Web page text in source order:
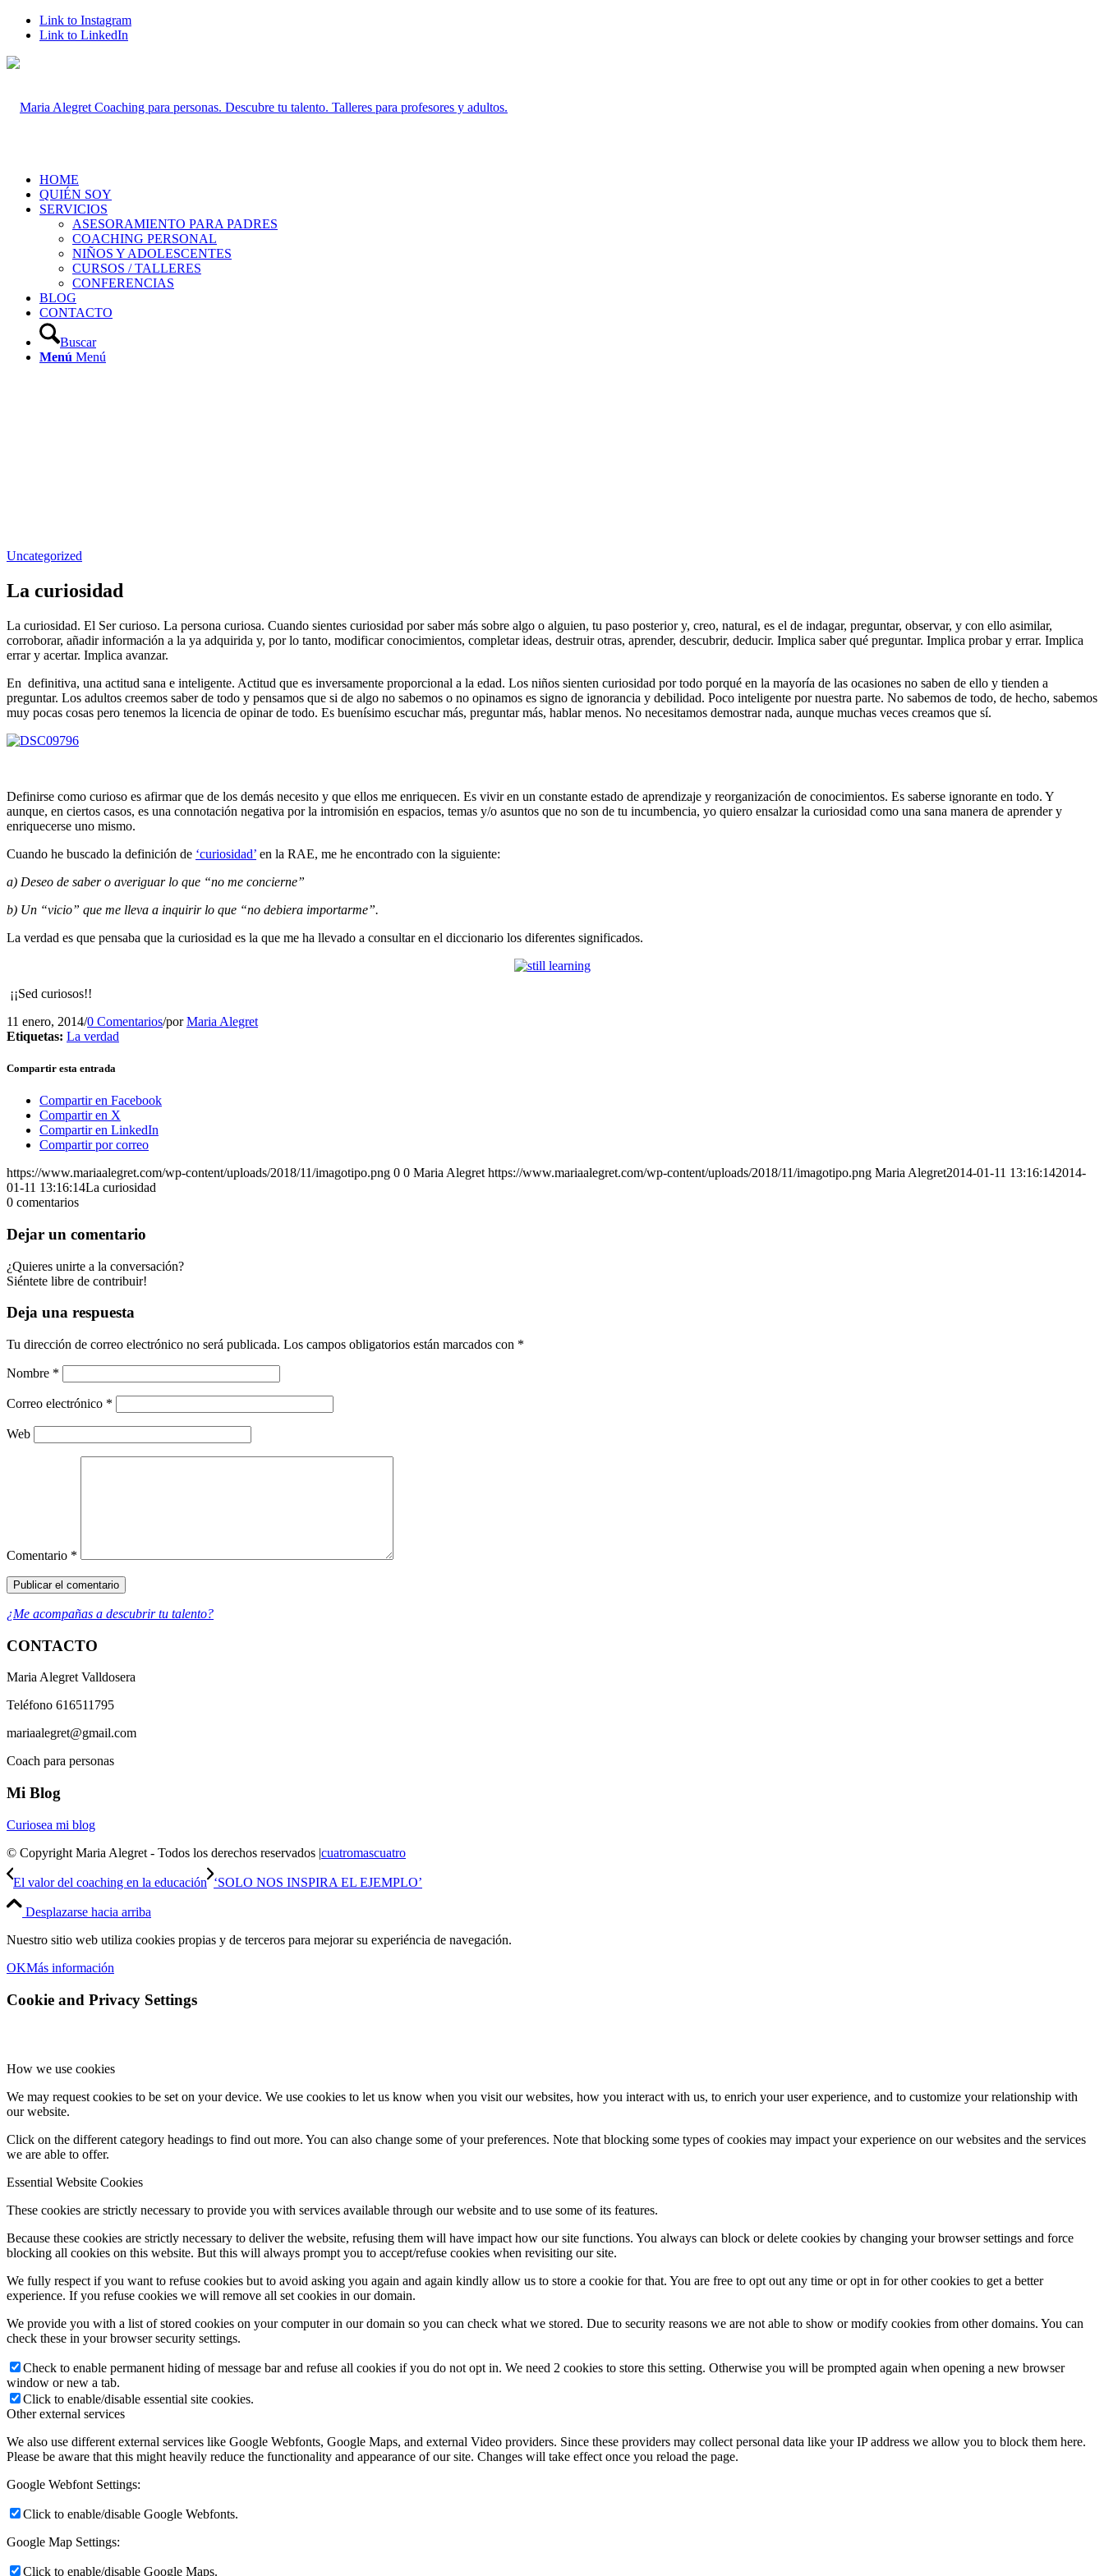
Link to Instagram
Link to LinkedIn
HOME
QUIÉN SOY
SERVICIOS
ASESORAMIENTO PARA PADRES
COACHING PERSONAL
NIÑOS Y ADOLESCENTES
CURSOS / TALLERES
CONFERENCIAS
BLOG
CONTACTO
Buscar
Menú Menú
Uncategorized
La curiosidad
La curiosidad. El Ser curioso. La persona curiosa. Cuando sientes curiosidad por saber más sobre algo o alguien, tu paso posterior y, creo, natural, es el de indagar, preguntar, observar, y con ello asimilar,
corroborar, añadir información a la ya adquirida y, por lo tanto, modificar conocimientos, completar ideas, destruir otras, aprender, descubrir, deducir. Implica saber qué preguntar. Implica probar y errar. Implica
errar y acertar. Implica avanzar.
En definitiva, una actitud sana e inteligente. Actitud que es inversamente proporcional a la edad. Los niños sienten curiosidad por todo porqué en la mayoría de las ocasiones no saben de ello y tienden a
preguntar. Los adultos creemos saber de todo y pensamos que si de algo no sabemos o no opinamos es signo de ignorancia y debilidad. Poco inteligente por nuestra parte. No sabemos de todo, de hecho, sabemos
muy pocas cosas pero tenemos la licencia de opinar de todo. Es buenísimo escuchar más, preguntar más, hablar menos. No necesitamos demostrar nada, aunque muchas veces creamos que sí.
Definirse como curioso es afirmar que de los demás necesito y que ellos me enriquecen. Es vivir en un constante estado de aprendizaje y reorganización de conocimientos. Es saberse ignorante en todo. Y
aunque, en ciertos casos, es una connotación negativa por la intromisión en espacios, temas y/o asuntos que no son de tu incumbencia, yo quiero ensalzar la curiosidad como una sana manera de aprender y
enriquecerse uno mismo.
Cuando he buscado la definición de ‘curiosidad’ en la RAE, me he encontrado con la siguiente:
a) Deseo de saber o averiguar lo que “no me concierne”
b) Un “vicio” que me lleva a inquirir lo que “no debiera importarme”.
La verdad es que pensaba que la curiosidad es la que me ha llevado a consultar en el diccionario los diferentes significados.
¡¡Sed curiosos!!
11 enero, 2014/0 Comentarios/porMaria Alegret
Etiquetas: La verdad
Compartir esta entrada
Compartir en Facebook
Compartir en X
Compartir en LinkedIn
Compartir por correo
https://www.mariaalegret.com/wp-content/uploads/2018/11/imagotipo.png 0 0 Maria Alegret https://www.mariaalegret.com/wp-content/uploads/2018/11/imagotipo.png Maria Alegret2014-01-11 13:16:142014-
01-11 13:16:14La curiosidad
0 comentarios
Dejar un comentario
¿Quieres unirte a la conversación?
Siéntete libre de contribuir!
Deja una respuesta
Tu dirección de correo electrónico no será publicada. Los campos obligatorios están marcados con *
Nombre *
Correo electrónico *
Web
Comentario *
¿Me acompañas a descubrir tu talento?
CONTACTO
Maria Alegret Valldosera
Teléfono 616511795
mariaalegret@gmail.com
Coach para personas
Mi Blog
Curiosea mi blog
© Copyright Maria Alegret - Todos los derechos reservados |cuatromascuatro
El valor del coaching en la educación ‘SOLO NOS INSPIRA EL EJEMPLO’
Desplazarse hacia arriba
Nuestro sitio web utiliza cookies propias y de terceros para mejorar su experiéncia de navegación.
OKMás información
Cookie and Privacy Settings
How we use cookies
We may request cookies to be set on your device. We use cookies to let us know when you visit our websites, how you interact with us, to enrich your user experience, and to customize your relationship with
our website.
Click on the different category headings to find out more. You can also change some of your preferences. Note that blocking some types of cookies may impact your experience on our websites and the services
we are able to offer.
Essential Website Cookies
These cookies are strictly necessary to provide you with services available through our website and to use some of its features.
Because these cookies are strictly necessary to deliver the website, refusing them will have impact how our site functions. You always can block or delete cookies by changing your browser settings and force
blocking all cookies on this website. But this will always prompt you to accept/refuse cookies when revisiting our site.
We fully respect if you want to refuse cookies but to avoid asking you again and again kindly allow us to store a cookie for that. You are free to opt out any time or opt in for other cookies to get a better
experience. If you refuse cookies we will remove all set cookies in our domain.
We provide you with a list of stored cookies on your computer in our domain so you can check what we stored. Due to security reasons we are not able to show or modify cookies from other domains. You can
check these in your browser security settings.
Check to enable permanent hiding of message bar and refuse all cookies if you do not opt in. We need 2 cookies to store this setting. Otherwise you will be prompted again when opening a new browser
window or new a tab.
Click to enable/disable essential site cookies.
Other external services
We also use different external services like Google Webfonts, Google Maps, and external Video providers. Since these providers may collect personal data like your IP address we allow you to block them here.
Please be aware that this might heavily reduce the functionality and appearance of our site. Changes will take effect once you reload the page.
Google Webfont Settings:
Click to enable/disable Google Webfonts.
Google Map Settings:
Click to enable/disable Google Maps.